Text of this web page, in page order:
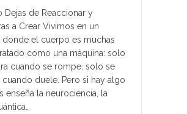
Dejas de Reaccionar y
a Crear Vivimos en un
donde el cuerpo es muchas
como una máquina: solo
cuando se rompe, solo se
cuando duele. Pero si hay algo
enseña la neurociencia, la